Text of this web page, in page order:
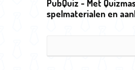
PubQuiz - Met
spelmaterialen en